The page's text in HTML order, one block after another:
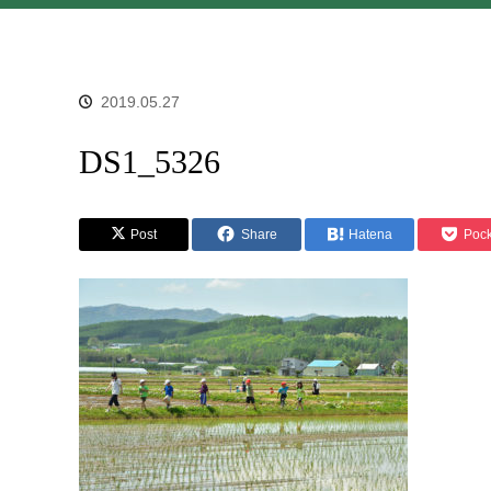
2019.05.27
DS1_5326
Post Share Hatena